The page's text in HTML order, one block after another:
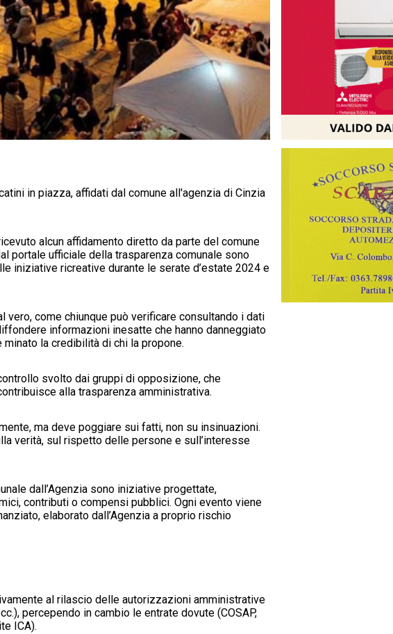
in piazza, affidati dal comune all'agenzia di Cinzia
alcun affidamento diretto da parte del comune
portale ufficiale della trasparenza comunale sono
iniziative ricreative durante le serate d’estate 2024 e
come chiunque può verificare consultando i dati
informazioni inesatte che hanno danneggiato
la credibilità di chi la propone.
svolto dai gruppi di opposizione, che
alla trasparenza amministrativa.
ma deve poggiare sui fatti, non su insinuazioni.
verità, sul rispetto delle persone e sull’interesse
dall’Agenzia sono iniziative progettate,
contributi o compensi pubblici. Ogni evento viene
elaborato dall’Agenzia a proprio rischio
al rilascio delle autorizzazioni amministrative
percependo in cambio le entrate dovute (COSAP,
ICA).